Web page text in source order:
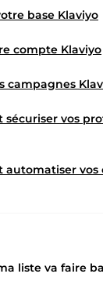
base Klaviyo
compte Klaviyo
campagnes
sécuriser vos
automatiser vos
liste va faire